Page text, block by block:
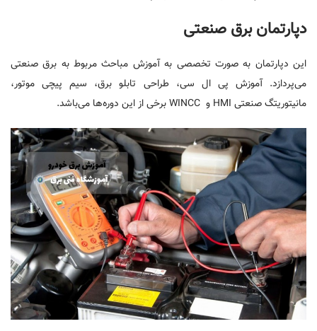
دپارتمان برق صنعتی
این دپارتمان به صورت تخصصی به آموزش مباحث مربوط به برق صنعتی
می‌پردازد. آموزش پی ال سی، طراحی تابلو برق، سیم پیچی موتور،
مانیتوریتگ صنعتی HMI و WINCC برخی از این دوره‌ها می‌باشد.